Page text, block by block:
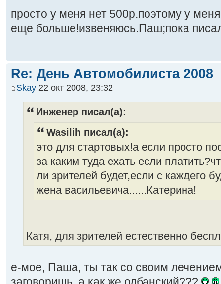
просто у меня нет 500р.поэтому у
еще больше!извеняюсь.Паш;пока
Re: День Автомобилиста 2008
Skay 22 окт 2008, 23:32
Инженер писал(а):
Wasilih писал(а):
это для стартовых!а если просто
за каким туда ехать если
ли зрителей будет,если с каждего
жена васильевича......Катерина!
Катя, для зрителей естественно
е-мое, Паша, ты так со своим
заговоришь, а как же олбанский???